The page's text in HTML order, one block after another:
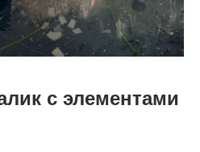
с элементами